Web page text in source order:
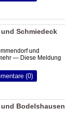
Schmiedeck
und
— Diese Meldung
(0)
Bodelshausen